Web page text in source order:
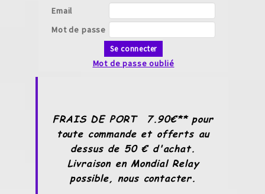
Email
Mot de passe
Se connecter
Mot de passe oublié
FRAIS DE PORT 7.90€** pour
toute commande et offerts au
dessus de 50 € d'achat.
Livraison en Mondial Relay
possible, nous contacter.